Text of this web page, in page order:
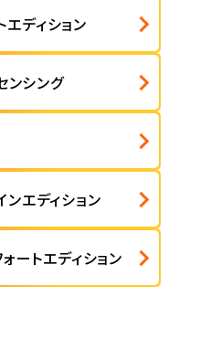
ディション
シング
エディション
ートエディション